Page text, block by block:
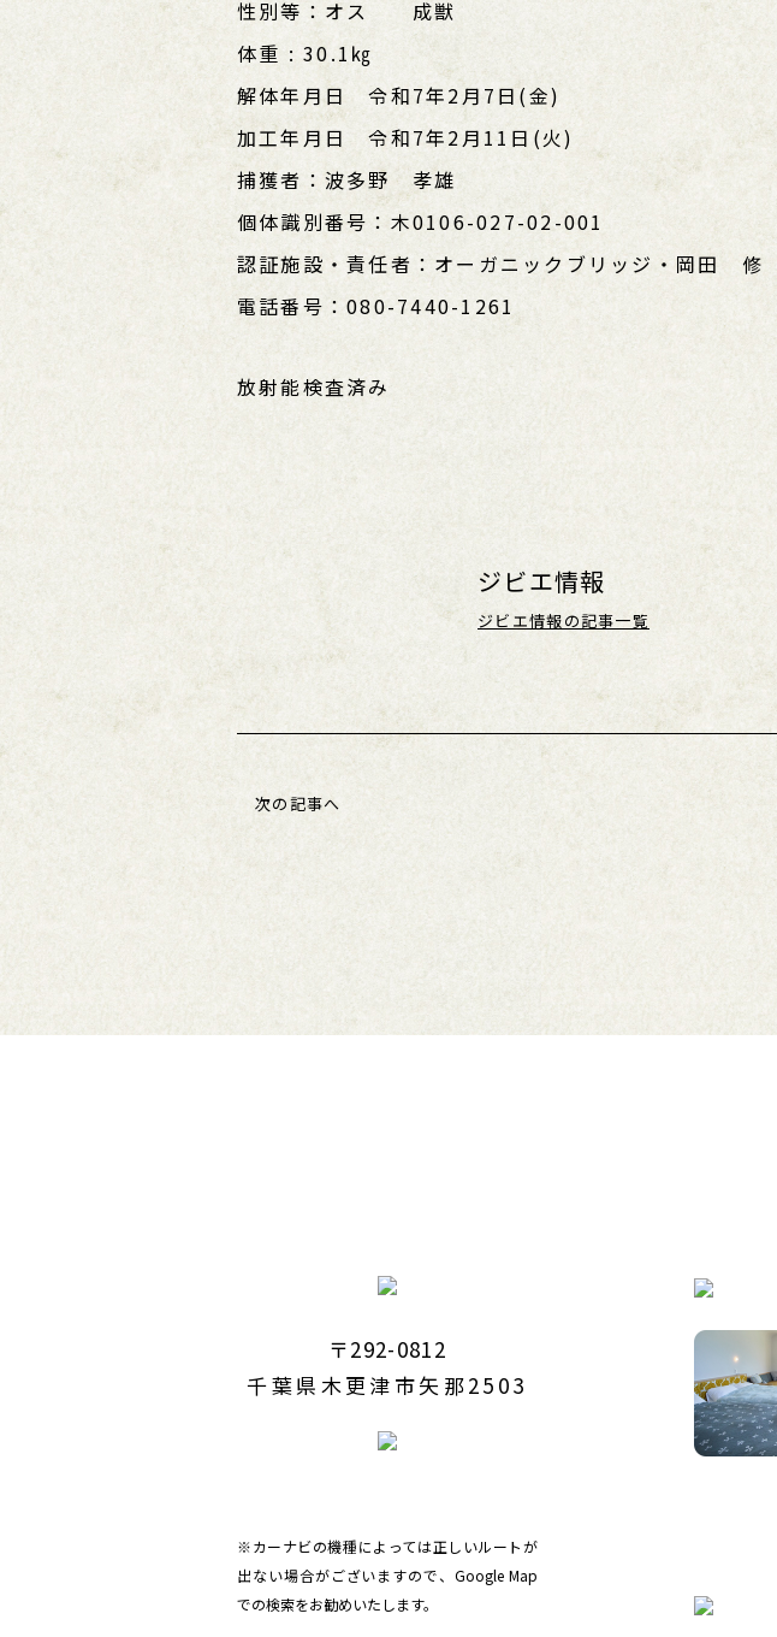
性別等：オス 成獣
体重 : 30.1㎏
解体年月日 令和7年2月7日(金)
加工年月日 令和7年2月11日(火)
捕獲者：波多野 孝雄
個体識別番号：木0106-027-02-001
認証施設・責任者：オーガニックブリッジ・岡田 修
電話番号：080-7440-1261
放射能検査済み
ジビエ情報
ジビエ情報の記事一覧
次の記事へ
〒292-0812
千葉県木更津市矢那2503
※カーナビの機種によっては正しいルートが
出ない場合がございますので、Google Map
での検索をお勧めいたします。